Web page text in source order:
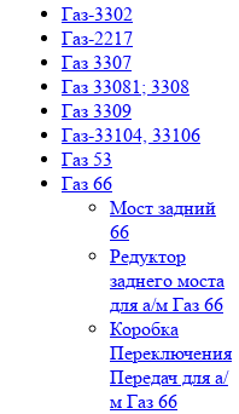
Газ-3302
Газ-2217
Газ 3307
Газ 33081; 3308
Газ 3309
Газ-33104, 33106
Газ 53
Газ 66
Мост задний
66
Редуктор
заднего моста
для а/м Газ 66
Коробка
Переключения
Передач для а/
м Газ 66